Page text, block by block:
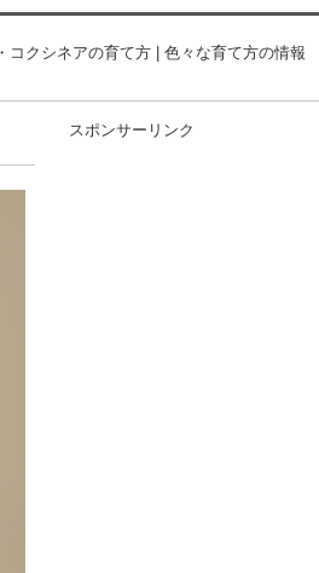
コクシネアの育て方 | 色々な育て方の情報
スポンサーリンク